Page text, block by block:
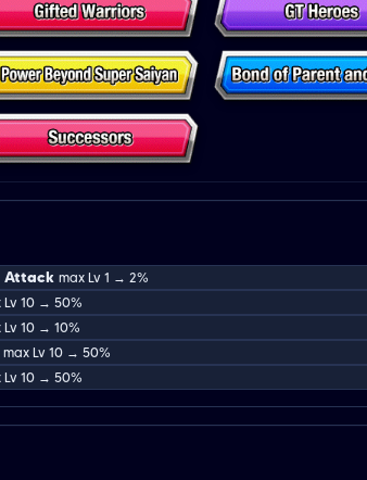
Attack max Lv 1 → 2%
Lv 10 → 50%
Lv 10 → 10%
max Lv 10 → 50%
Lv 10 → 50%